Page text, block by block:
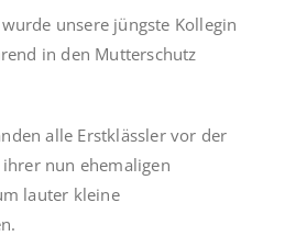
unsere jüngste Kollegin
in den Mutterschutz
alle Erstklässler vor der
nun ehemaligen
lauter kleine